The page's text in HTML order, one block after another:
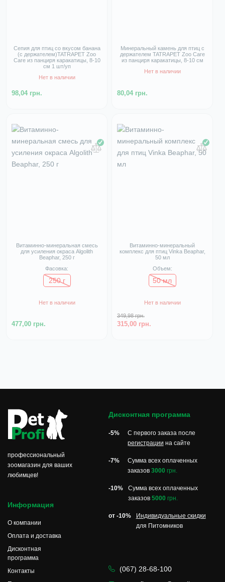
Сепия для птиц со вкусом банана
(с держателем)TATRAPET Zoo
Care из панциря каракатицы, 8-10
см 1 шт/уп
Нет в наличии
98,04 грн.
Минеральный камень для птиц с
держателем TATRAPET Zoo Care
из панциря каракатицы, 8-10 см
Нет в наличии
80,04 грн.
Витаминно-минеральная смесь
для усиления окраса Algolith
Beaphar, 250 г
Фасовка:
250 г
Нет в наличии
477,00 грн.
Витаминно-минеральный
комплекс для птиц Vinka Beaphar,
50 мл
Объем:
50 мл
Нет в наличии
349,98 грн.
315,00 грн.
профессиональный
зоомагазин для ваших
любимцев!
Информация
О компании
Оплата и доставка
Дисконтная
программа
Контакты
(067) 28-68-100
Дисконтная программа
-5%
С первого заказа после
регистрации на сайте
-7%
Сумма всех оплаченных
заказов 3000грн.
-10%
Сумма всех оплаченных
заказов 5000грн.
от -10%
Индивидуальные скидки
для Питомников